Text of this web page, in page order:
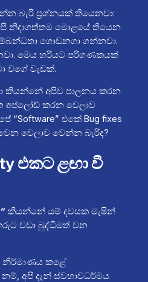
බැරි ප්‍රශ්නයක් තියෙනවා:
නිදාගත්තම මොළයේ තියෙන
ගොඩනගා ගන්නවා.
මෙය හරියට පරිගණකයක්
වගේ වැඩක්.
කියන්නේ අපිව පාලනය කරන
අප්ලෝඩ් කරන වෙලාව
“Software” එකේ Bug fixes
වෙලාව වෙන්න බැරිද?
එකට ළඟා වී
කියන්නේ යම් දවසක මැෂින්
වඩා බුද්ධිමත් වන
නිර්මාණය කළේ
නම්, අපි දැන් ස්වභාවධර්මය